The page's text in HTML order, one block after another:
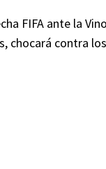
FIFA ante la
chocará contra